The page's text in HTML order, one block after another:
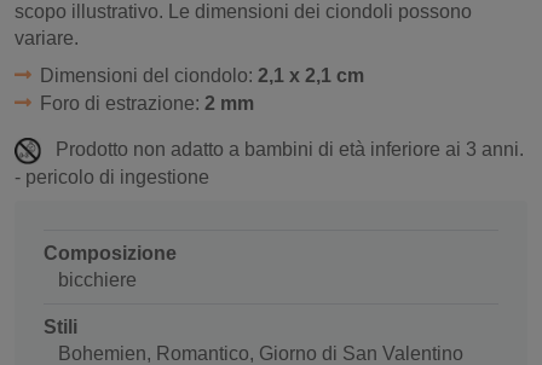
scopo illustrativo. Le dimensioni dei ciondoli possono
variare.
Dimensioni del ciondolo: 2,1 x 2,1 cm
Foro di estrazione: 2 mm
Prodotto non adatto a bambini di età inferiore ai 3 anni.
- pericolo di ingestione
Composizione
bicchiere
Stili
Bohemien, Romantico, Giorno di San Valentino